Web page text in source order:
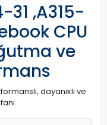
31 ,A315-
CPU
ve
dayanıklı ve